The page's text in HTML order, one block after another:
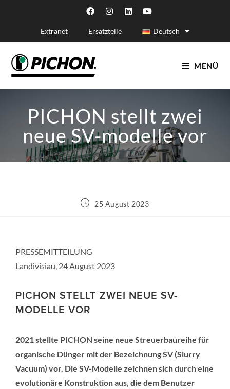
Extranet Ersatzteile Deutsch
MENÜ
PICHON stellt zwei
neue SV-modelle vor
25 August 2023
PRESSEMITTEILUNG
Landivisiau, 24 August 2023
PICHON STELLT ZWEI NEUE SV-
MODELLE VOR
2021 stellte PICHON seine neue Streuerbaureihe für
organische Dünger mit der Bezeichnung SV (Slurry
Vacuum) vor. Die SV-Modelle zeichnen sich durch eine
evolutionäre Konstruktion aus, die dem Benutzer